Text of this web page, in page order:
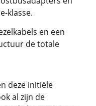
klasse.
en een
de totale
deze initiële
al zijn de